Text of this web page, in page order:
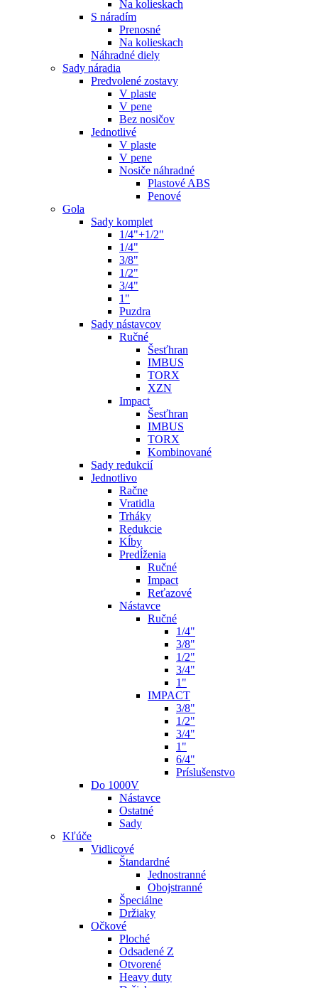
Na kolieskach
S náradím
Prenosné
Na kolieskach
Náhradné diely
Sady náradia
Predvolené zostavy
V plaste
V pene
Bez nosičov
Jednotlivé
V plaste
V pene
Nosiče náhradné
Plastové ABS
Penové
Gola
Sady komplet
1/4"+1/2"
1/4"
3/8"
1/2"
3/4"
1"
Puzdra
Sady nástavcov
Ručné
Šesťhran
IMBUS
TORX
XZN
Impact
Šesťhran
IMBUS
TORX
Kombinované
Sady redukcií
Jednotlivo
Račne
Vratidla
Trháky
Redukcie
Kĺby
Predĺženia
Ručné
Impact
Reťazové
Nástavce
Ručné
1/4"
3/8"
1/2"
3/4"
1"
IMPACT
3/8"
1/2"
3/4"
1"
6/4"
Príslušenstvo
Do 1000V
Nástavce
Ostatné
Sady
Kľúče
Vidlicové
Štandardné
Jednostranné
Obojstranné
Špeciálne
Držiaky
Očkové
Ploché
Odsadené Z
Otvorené
Heavy duty